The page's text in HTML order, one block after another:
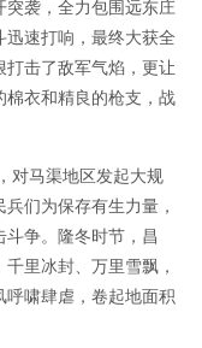
袭，全力包围远东庄
速打响，最终大获全
击了敌军气焰，更让
衣和精良的枪支，战
对马渠地区发起大规
们为保存有生力量，
争。隆冬时节，昌
里冰封、万里雪飘，
啸肆虐，卷起地面积